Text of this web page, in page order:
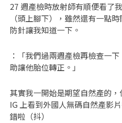
27 週產檢時放射師有順便看了
（頭上腳下），雖然還有一點
防針讓我知道一下。
：「我們過兩週產檢再檢查一
助讓他胎位轉正。」
其實我一開始是期望自然產的
IG 上看到外國人無碼自然產影
錯啦（抖）